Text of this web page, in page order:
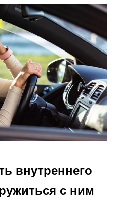
внутреннего
с ним